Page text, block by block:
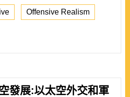
Offensive Realism
發展:以太空外交和軍